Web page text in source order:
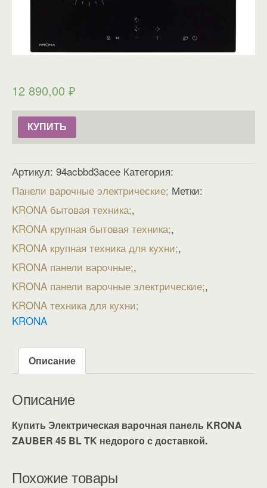
12 890,00 ₽
КУПИТЬ
Артикул: 94acbbd3acee Категория:
Панели варочные электрические Метки:
KRONA бытовая техника ,
KRONA крупная бытовая техника ,
KRONA крупная техника для кухни ,
KRONA панели варочные ,
KRONA панели варочные электрические ,
KRONA техника для кухни
KRONA
Описание
Описание
Купить Электрическая варочная панель KRONA
ZAUBER 45 BL TK недорого с доставкой.
Похожие товары